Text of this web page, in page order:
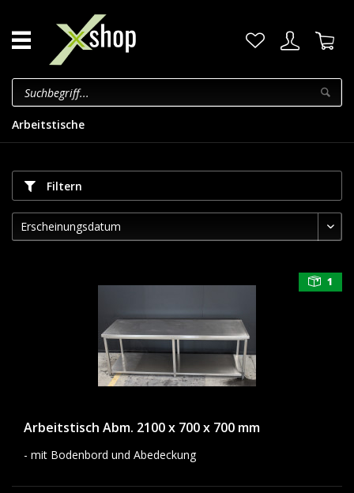
Arbeitstische
Filtern
1
Arbeitstisch Abm. 2100 x 700 x 700 mm
- mit Bodenbord und Abedeckung